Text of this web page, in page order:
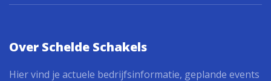
Over Schelde Schakels
Hier vind je actuele bedrijfsinformatie, geplande events